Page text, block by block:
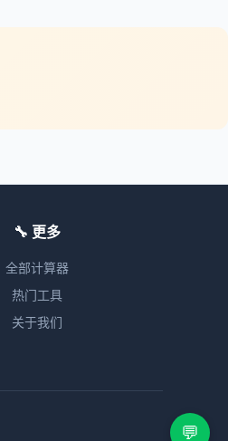
💬
🔧 更多
全部计算器
热门工具
关于我们